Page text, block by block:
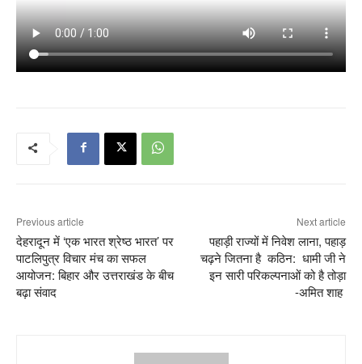
Previous article
देहरादून में ‘एक भारत श्रेष्ठ भारत’ पर
पाटलिपुत्र विचार मंच का सफल
आयोजन: बिहार और उत्तराखंड के बीच
बढ़ा संवाद
Next article
पहाड़ी राज्यों में निवेश लाना, पहाड़
चढ़ने जितना है कठिन: धामी जी ने
इन सारी परिकल्पनाओं को है तोड़ा
-अमित शाह